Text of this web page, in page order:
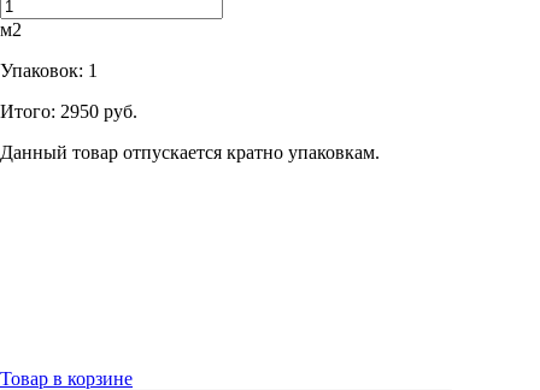
м2
Упаковок: 1
Итого: 2950 руб.
Данный товар отпускается кратно упаковкам.
Товар в корзине